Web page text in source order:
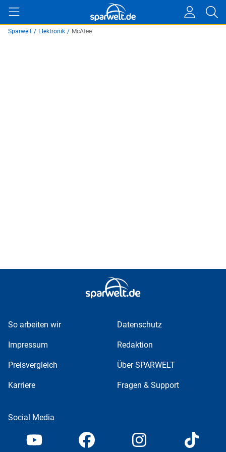
Sparwelt / Elektronik / McAfee
So arbeiten wir Datenschutz
Impressum Redaktion
Preisvergleich Über SPARWELT
Karriere Fragen & Support
Social Media